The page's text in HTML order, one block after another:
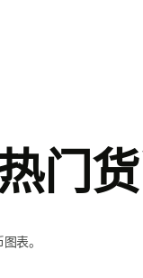
门
表。